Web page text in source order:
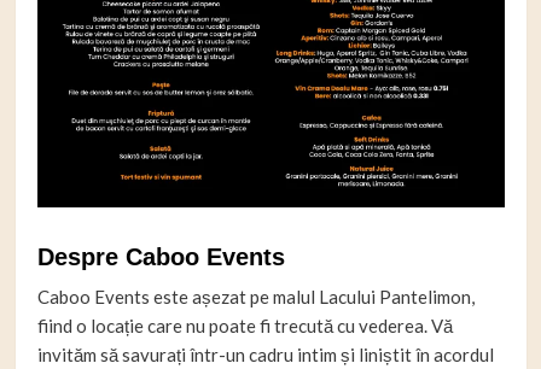
Despre Caboo Events
Caboo Events este așezat pe malul Lacului Pantelimon,
fiind o locație care nu poate fi trecută cu vederea. Vă
invităm să savurați într-un cadru intim și liniștit în acordul